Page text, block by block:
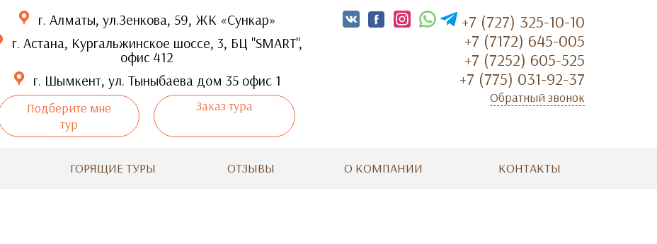
г. Алматы, ул.Зенкова, 59, ЖК «Сункар»
г. Астана, Кургальжинское шоссе, 3, БЦ "SMART",
офис 412
г. Шымкент, ул. Тыныбаева дом 35 офис 1
Подберите мне
тур
Заказ тура
+7 (727) 325-10-10
+7 (7172) 645-005
+7 (7252) 605-525
+7 (775) 031-92-37
Обратный звонок
ГОРЯЩИЕ ТУРЫ ОТЗЫВЫ О КОМПАНИИ КОНТАКТЫ